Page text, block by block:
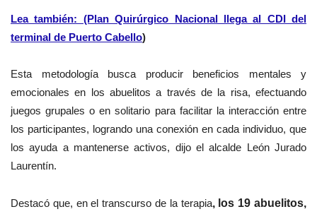
Lea también: (Plan Quirúrgico Nacional llega al CDI del
terminal de Puerto Cabello)
Esta metodología busca producir beneficios mentales y
emocionales en los abuelitos a través de la risa, efectuando
juegos grupales o en solitario para facilitar la interacción entre
los participantes, logrando una conexión en cada individuo, que
los ayuda a mantenerse activos, dijo el alcalde León Jurado
Laurentín.
Destacó que, en el transcurso de la terapia, los 19 abuelitos,